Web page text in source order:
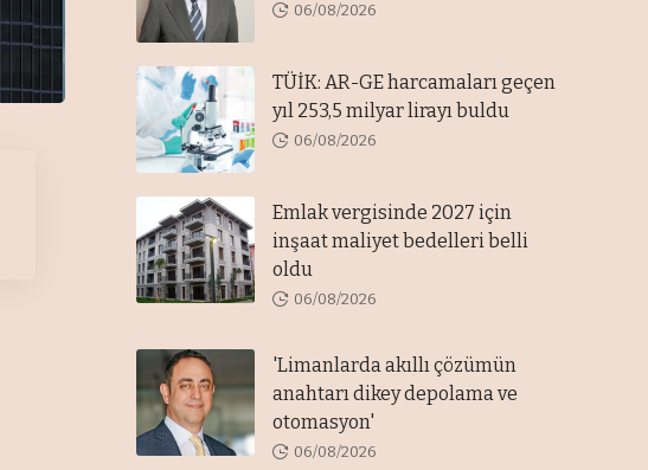
06/08/2026
TÜİK: AR-GE harcamaları geçen
yıl 253,5 milyar lirayı buldu
06/08/2026
Emlak vergisinde 2027 için
inşaat maliyet bedelleri belli
oldu
06/08/2026
'Limanlarda akıllı çözümün
anahtarı dikey depolama ve
otomasyon'
06/08/2026